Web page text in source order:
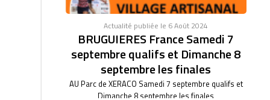
Actualité publiée le 6 Août 2024
BRUGUIERES France Samedi 7
septembre qualifs et Dimanche 8
septembre les finales
AU Parc de XERACO Samedi 7 septembre qualifs et
Dimanche 8 septembre les finales